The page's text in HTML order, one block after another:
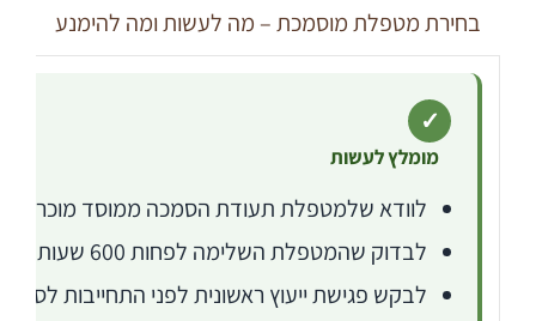
בחירת מטפלת מוסמכת – מה לעשות ומה להימנע
✓
מומלץ לעשות
לוודא שלמטפלת תעודת הסמכה ממוסד מוכר על
לבדוק שהמטפלת השלימה לפחות 600 שעות הכשרה לפי תקן
לבקש פגישת ייעוץ ראשונית לפני התחייבות